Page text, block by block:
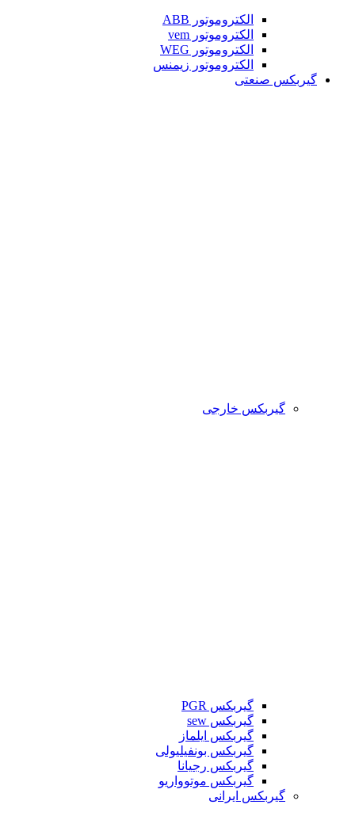
الکتروموتور ABB
الکتروموتور vem
الکتروموتور WEG
الکتروموتور زیمنس
گیربکس صنعتی
گیربکس خارجی
گیربکس PGR
گیربکس sew
گیربکس ایلماز
گیربکس بونفیلیولی
گیربکس رجیانا
گیربکس موتوواریو
گیربکس ایرانی